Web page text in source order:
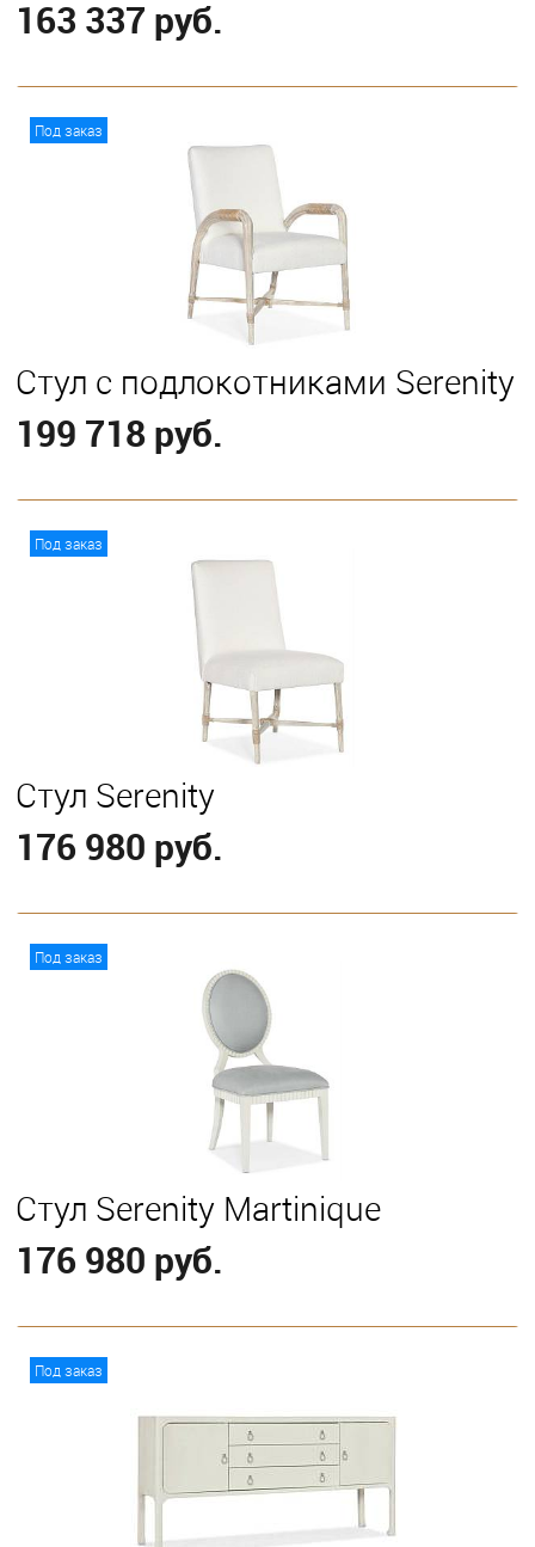
163 337 руб.
Под заказ
Стул с подлокотниками Serenity
199 718 руб.
Под заказ
Стул Serenity
176 980 руб.
Под заказ
Стул Serenity Martinique
176 980 руб.
Под заказ